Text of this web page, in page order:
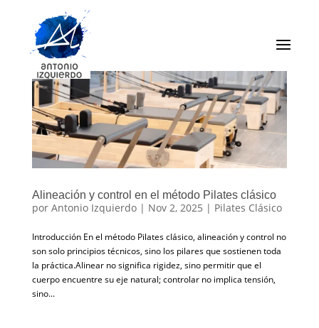
Alineación y control en el método Pilates clásico
por Antonio Izquierdo| Nov 2, 2025 | Pilates Clásico
Introducción En el método Pilates clásico, alineación y control no
son solo principios técnicos, sino los pilares que sostienen toda
la práctica.Alinear no significa rigidez, sino permitir que el
cuerpo encuentre su eje natural; controlar no implica tensión,
sino...